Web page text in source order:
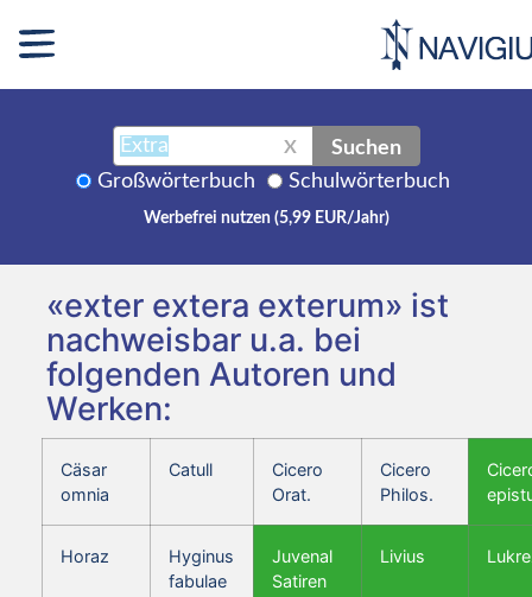
X Suchen
Großwörterbuch Schulwörterbuch
Werbefrei nutzen (5,99 EUR/Jahr)
«exter extera exterum» ist
nachweisbar u.a. bei
folgenden Autoren und
Werken:
Cäsar
omnia
Catull
Cicero
Orat.
Cicero
Philos.
Horaz
Hyginus
fabulae
Juvenal
Satiren
Livius